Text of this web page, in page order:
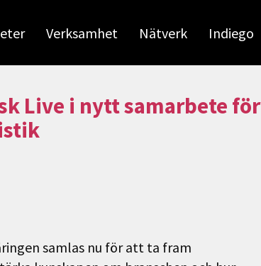
Verksamhet Nätverk Indiego
Live i nytt samarbete för
samlas nu för att ta fram